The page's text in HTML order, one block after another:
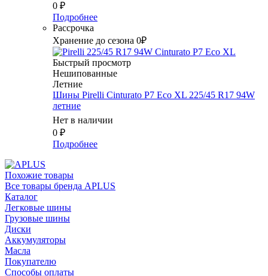
0 ₽
Подробнее
Рассрочка
Хранение до сезона 0₽
Быстрый просмотр
Нешипованные
Летние
Шины Pirelli Cinturato P7 Eco XL 225/45 R17 94W
летние
Нет в наличии
0 ₽
Подробнее
Похожие товары
Все товары бренда APLUS
Каталог
Легковые шины
Грузовые шины
Диски
Аккумуляторы
Масла
Покупателю
Способы оплаты